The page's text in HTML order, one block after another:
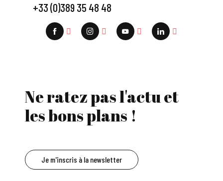
+33 (0)389 35 48 48
Ne ratez pas l'actu et
les bons plans !
Je m'inscris à la newsletter